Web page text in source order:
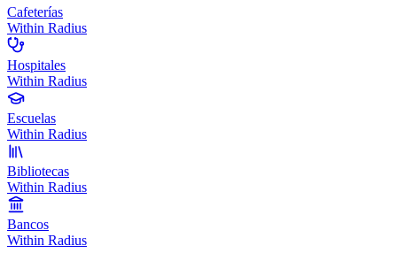
Cafeterías
Within Radius
Hospitales
Within Radius
Escuelas
Within Radius
Bibliotecas
Within Radius
Bancos
Within Radius